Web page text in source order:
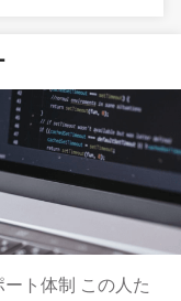
ト体制 この人た